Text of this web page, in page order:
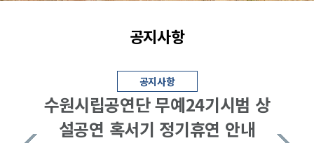
공지사항
공지사항
수원시립공연단 무예24기시범 상
설공연 혹서기 정기휴연 안내